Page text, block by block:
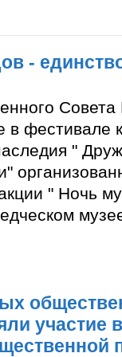
-
Совета
в фестивале
"
" Ночь
участие